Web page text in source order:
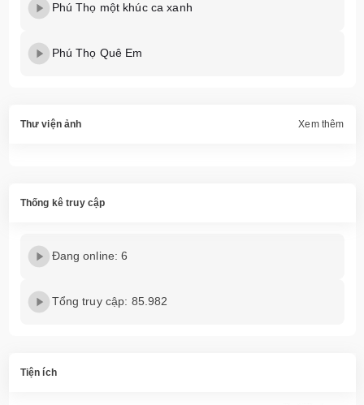
Phú Thọ một khúc ca xanh
Phú Thọ Quê Em
Thư viện ảnh Xem thêm
Thống kê truy cập
Đang online: 6
Tổng truy cập: 85.982
Tiện ích